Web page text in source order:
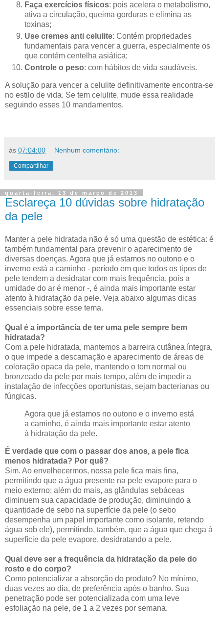
Faça exercícios físicos: pois acelera o metabolismo,
ativa a circulação, queima gorduras e elimina as
toxinas;
Use cremes anti celulite: Contém propriedades
fundamentais para vencer a guerra, especialmente os
que contém centelha asiática;
Controle o peso: com hábitos de vida saudáveis.
A solução para vencer a celulite definitivamente encontra-se
no estilo de vida. Se tem celulite, mude essa realidade
seguindo esses 10 mandamentos.
às 07:04:00 Nenhum comentário:
Compartilhar
quarta-feira, 13 de março de 2013
Esclareça 10 dúvidas sobre hidratação
da pele
Manter a pele hidratada não é só uma questão de estética: é
também fundamental para prevenir o aparecimento de
diversas doenças. Agora que já estamos no outono e o
inverno está a caminho - período em que todos os tipos de
pele tendem a desidratar com mais frequência, pois a
umidade do ar é menor -, é ainda mais importante estar
atento à hidratação da pele. Veja abaixo algumas dicas
essenciais sobre esse tema.
Qual é a importância de ter uma pele sempre bem
hidratada?
Com a pele hidratada, mantemos a barreira cutânea íntegra,
o que impede a descamação e aparecimento de áreas de
coloração opaca da pele, mantendo o tom normal ou
bronzeado da pele por mais tempo, além de impedir a
instalação de infecções oportunistas, sejam bacterianas ou
fúngicas.
Agora que já estamos no outono e o inverno está
a caminho, é ainda mais importante estar atento
à hidratação da pele.
É verdade que com o passar dos anos, a pele fica
menos hidratada? Por quê?
Sim. Ao envelhecermos, nossa pele fica mais fina,
permitindo que a água presente na pele evapore para o
meio externo; além do mais, as glândulas sebáceas
diminuem sua capacidade de produção, diminuindo a
quantidade de sebo na superfície da pele (o sebo
desempenha um papel importante como isolante, retendo
água sob ele), permitindo, também, que a água que chega à
superfície da pele evapore, desidratando a pele.
Qual deve ser a frequência da hidratação da pele do
rosto e do corpo?
Como potencializar a absorção do produto? No mínimo,
duas vezes ao dia, de preferência após o banho. Sua
penetração pode ser potencializada com uma leve
esfoliação na pele, de 1 a 2 vezes por semana.